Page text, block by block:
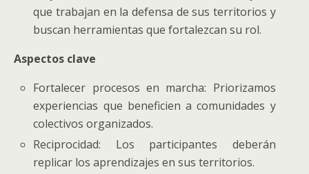
que trabajan en la defensa de sus territorios y
buscan herramientas que fortalezcan su rol.
Aspectos clave
Fortalecer procesos en marcha: Priorizamos
experiencias que beneficien a comunidades y
colectivos organizados.
Reciprocidad: Los participantes deberán
replicar los aprendizajes en sus territorios.